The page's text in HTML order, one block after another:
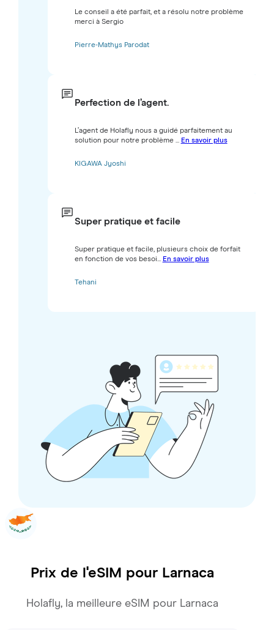
Le conseil a été parfait, et a résolu notre problème
merci à Sergio
Pierre-Mathys Parodat
Perfection de l’agent.
L’agent de Holafly nous a guidé parfaitement au
solution pour notre problème ... En savoir plus
KIGAWA Jyoshi
Super pratique et facile
Super pratique et facile, plusieurs choix de forfait
en fonction de vos besoi... En savoir plus
Tehani
Prix de l'eSIM pour Larnaca
Holafly, la meilleure eSIM pour Larnaca